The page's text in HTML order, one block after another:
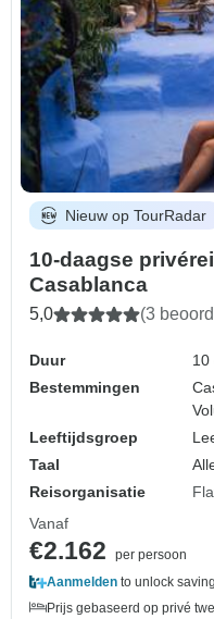
Nieuw op TourRadar
10-daagse
Casablanca
5,0 (3
Duur
10
Bestemmingen
Leeftijdsgroep
Taal
Reisorganisatie
Vanaf
€2.162
per persoon
Aanmelden to unlock
Prijs gebaseerd op privé